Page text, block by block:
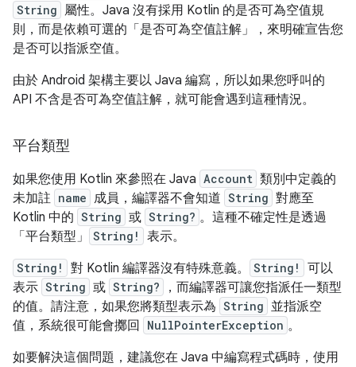
String 屬性。Java 沒有採用 Kotlin 的是否可為空值規
則，而是依賴可選的「是否可為空值註解」
，來明確宣告您
是否可以指派空值。
由於 Android 架構主要以 Java 編寫，所以如果您呼叫的
API 不含是否可為空值註解，就可能會遇到這種情況。
平台類型
如果您使用 Kotlin 來參照在 Java Account 類別中定義的
未加註 name 成員，編譯器不會知道 String 對應至
Kotlin 中的 String 或 String? 。這種不確定性是透過
「平台類型」
String! 表示。
String! 對 Kotlin 編譯器沒有特殊意義。 String!
可以
表示 String 或 String?
，而編譯器可讓您指派任一類型
的值。請注意，如果您將類型表示為 String 並指派空
值，系統很可能會擲回
NullPointerException 。
如要解決這個問題，建議您在 Java 中編寫程式碼時，使用